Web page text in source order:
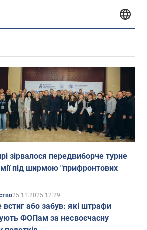
зірвалося передвиборче турне
під ширмою "прифронтових
25.11.2025 12:29
встиг або забув: які штрафи
ФОПам за несвоєчасну